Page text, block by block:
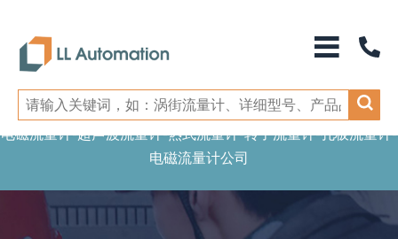
电磁流量计-超声波流量计-热式流量计-转子流量计-孔板流量计-
电磁流量计公司